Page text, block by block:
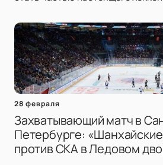
28 февраля
Захватывающий матч в
Петербурге:
против СКА в Ледовом